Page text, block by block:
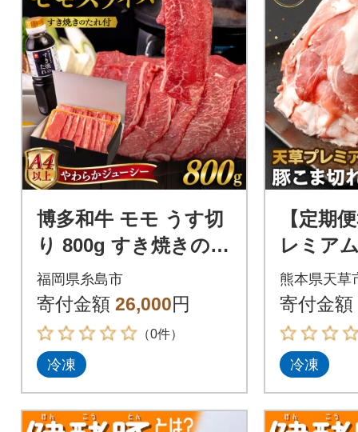
博多和牛 モモ うす切
り 800g すき焼きのタ
レ付 糸島市 / ヒサダ
ヤフーズ[AIA041]
福岡県糸島市
寄付金額 26,000円
（0件）
冷凍
【定期
レミア
ま切れ
026-T03
熊本県天草
寄付金額
冷凍